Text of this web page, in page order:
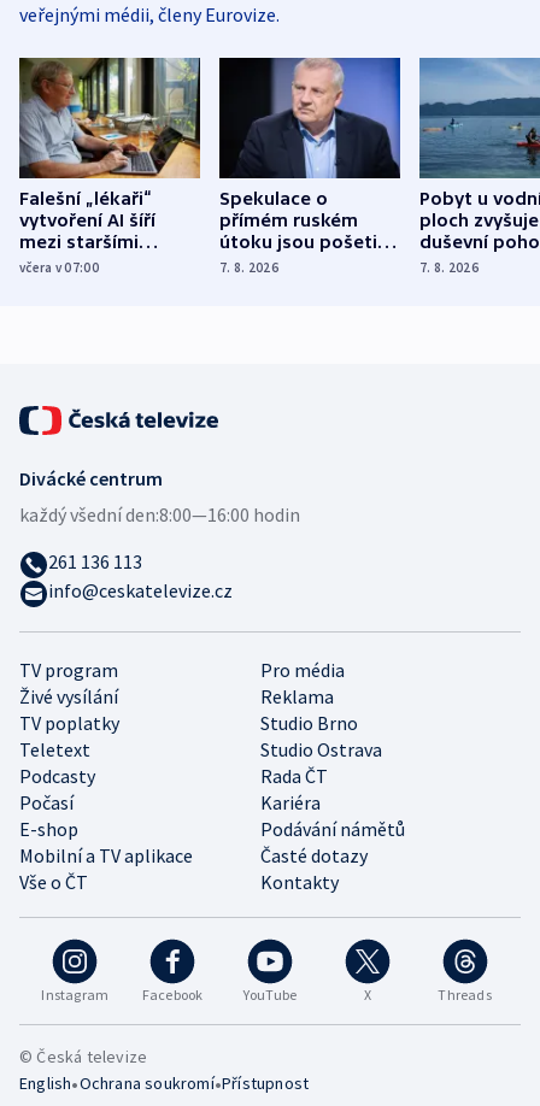
veřejnými médii, členy Eurovize.
Falešní „lékaři“
vytvoření AI šíří
mezi staršími
Poláky nebezpečné
včera v 07:00
Spekulace o
přímém ruském
útoku jsou pošetilé,
míní estonský
7. 8. 2026
Pobyt u
ploch zvyšuje
duševní
ukázala
7. 8. 2026
Instagram Facebook YouTube X Threads
TV program
Pro média
Živé vysílání
Reklama
TV poplatky
Studio Brno
Teletext
Studio Ostrava
Podcasty
Rada ČT
Počasí
Kariéra
E-shop
Podávání námětů
Mobilní a TV aplikace
Časté dotazy
Vše o ČT
Kontakty
Divácké centrum
každý všední den:8:00—16:00 hodin
261 136 113
info@ceskatelevize.cz
© Česká televize
English•Ochrana soukromí•Přístupnost